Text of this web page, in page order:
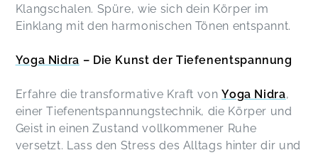
Klangschalen. Spüre, wie sich dein Körper im
Einklang mit den harmonischen Tönen entspannt.
Yoga Nidra – Die Kunst der Tiefenentspannung
Erfahre die transformative Kraft vonYoga Nidra,
einer Tiefenentspannungstechnik, die Körper und
Geist in einen Zustand vollkommener Ruhe
versetzt. Lass den Stress des Alltags hinter dir und